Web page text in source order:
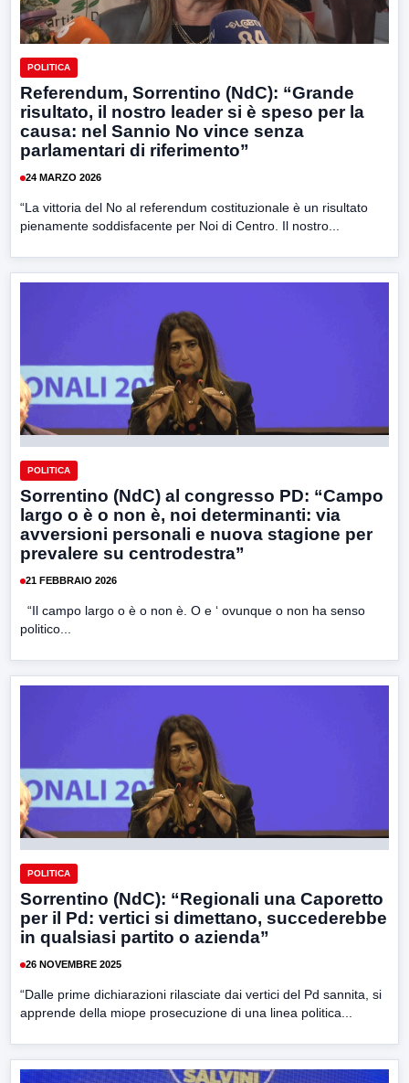
POLITICA
Referendum, Sorrentino (NdC): “Grande
risultato, il nostro leader si è speso per la
causa: nel Sannio No vince senza
parlamentari di riferimento”
24 MARZO 2026
“La vittoria del No al referendum costituzionale è un risultato
pienamente soddisfacente per Noi di Centro. Il nostro...
POLITICA
Sorrentino (NdC) al congresso PD: “Campo
largo o è o non è, noi determinanti: via
avversioni personali e nuova stagione per
prevalere su centrodestra”
21 FEBBRAIO 2026
“Il campo largo o è o non è. O e ‘ ovunque o non ha senso
politico...
POLITICA
Sorrentino (NdC): “Regionali una Caporetto
per il Pd: vertici si dimettano, succederebbe
in qualsiasi partito o azienda”
26 NOVEMBRE 2025
“Dalle prime dichiarazioni rilasciate dai vertici del Pd sannita, si
apprende della miope prosecuzione di una linea politica...